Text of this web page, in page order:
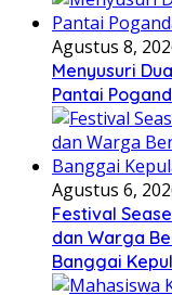
Agustus 8,
Menyusuri
Pantai
Agustus 6,
Festival
dan Warga
Banggai